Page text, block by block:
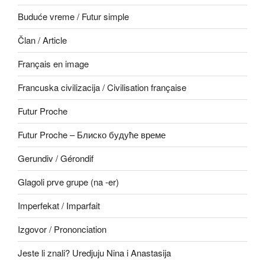
Buduće vreme / Futur simple
Član / Article
Français en image
Francuska civilizacija / Civilisation française
Futur Proche
Futur Proche – Блиско будуће време
Gerundiv / Gérondif
Glagoli prve grupe (na -er)
Imperfekat / Imparfait
Izgovor / Prononciation
Jeste li znali? Uredjuju Nina i Anastasija